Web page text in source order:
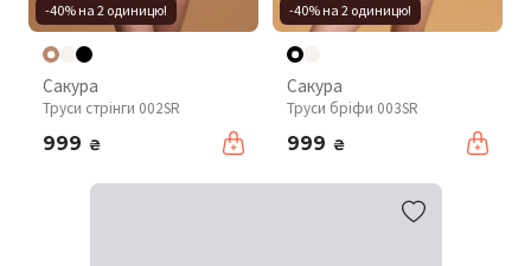
-40% на 2 одиницю!
Сакура
Труси стрінги 002SR
999 ₴
-40% на 2 одиницю!
Сакура
Труси бріфи 003SR
999 ₴